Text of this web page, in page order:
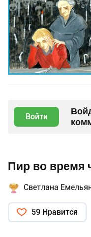
Войти
Пир во время
Светлана
59 Нравится